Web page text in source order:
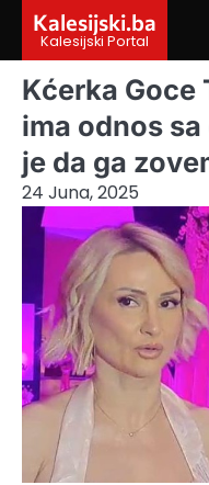
content
Kalesijski.ba
Kalesijski Portal
Kćerka
ima odnos
je da ga
24 Juna, 2025